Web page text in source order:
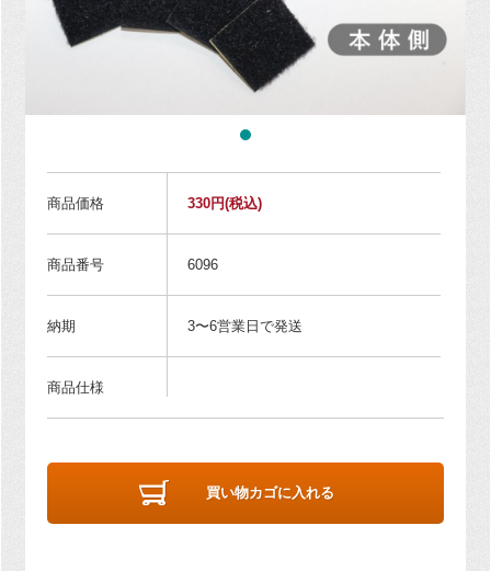
商品価格 330円(税込)
商品番号 6096
納期 3〜6営業日で発送
商品仕様
買い物カゴに入れる